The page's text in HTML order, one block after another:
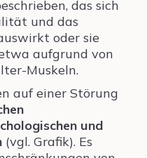
das sich
und das
oder sie
aufgrund von
Muskeln.
auf einer Störung
und
(vgl. Grafik). Es